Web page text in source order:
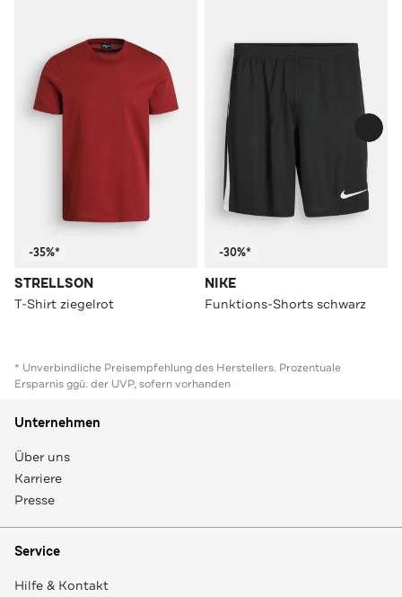
-35%*
STRELLSON
T-Shirt ziegelrot
-30%*
NIKE
Funktions-Shorts schwarz
* Unverbindliche Preisempfehlung des Herstellers. Prozentuale
Ersparnis ggü. der UVP, sofern vorhanden
Unternehmen
Über uns
Karriere
Presse
Service
Hilfe & Kontakt